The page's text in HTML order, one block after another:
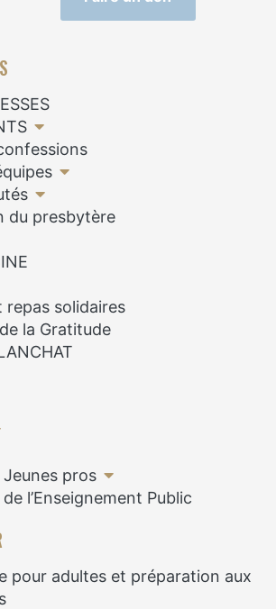
du presbytère
repas solidaires
la Gratitude
pros
l’Enseignement Public
pour adultes et préparation aux